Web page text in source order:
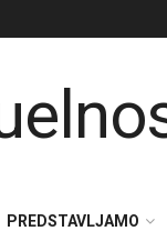
PREDSTAVLJAMO